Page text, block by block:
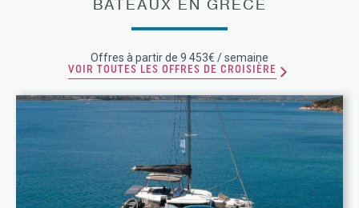
BATEAUX EN GRECE
Offres à partir de 9 453€ / semaine
VOIR TOUTES LES OFFRES DE CROISIÈRE